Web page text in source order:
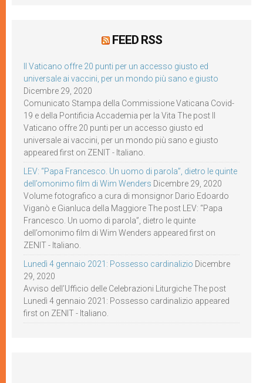
FEED RSS
Il Vaticano offre 20 punti per un accesso giusto ed
universale ai vaccini, per un mondo più sano e giusto
Dicembre 29, 2020
Comunicato Stampa della Commissione Vaticana Covid-
19 e della Pontificia Accademia per la Vita The post Il
Vaticano offre 20 punti per un accesso giusto ed
universale ai vaccini, per un mondo più sano e giusto
appeared first on ZENIT - Italiano.
LEV: “Papa Francesco. Un uomo di parola”, dietro le quinte
dell’omonimo film di Wim Wenders Dicembre 29, 2020
Volume fotografico a cura di monsignor Dario Edoardo
Viganò e Gianluca della Maggiore The post LEV: “Papa
Francesco. Un uomo di parola”, dietro le quinte
dell’omonimo film di Wim Wenders appeared first on
ZENIT - Italiano.
Lunedì 4 gennaio 2021: Possesso cardinalizio Dicembre
29, 2020
Avviso dell’Ufficio delle Celebrazioni Liturgiche The post
Lunedì 4 gennaio 2021: Possesso cardinalizio appeared
first on ZENIT - Italiano.